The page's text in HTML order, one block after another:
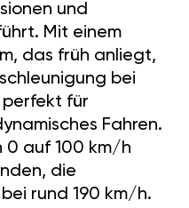
und
Mit einem
das früh anliegt,
bei
perfekt für
Fahren.
0 auf 100 km/h
die
rund 190 km/h.